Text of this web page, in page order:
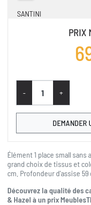
SANTINI
Tissu Santos Creme
Tissu Santos
PRIX
- +
DEMANDER
Élément 1 place small sans
grand choix de tissus et
cm. Profondeur d'assise 59
Découvrez la qualité des
& Hazel à un prix